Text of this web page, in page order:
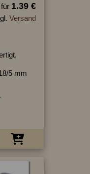
für 1.39 €
Versand
5 mm